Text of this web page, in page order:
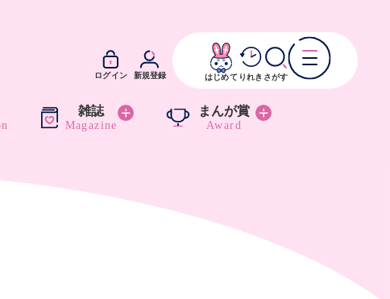
雑誌 まんが賞
ログイン 新規登録 はじめて りれき さがす